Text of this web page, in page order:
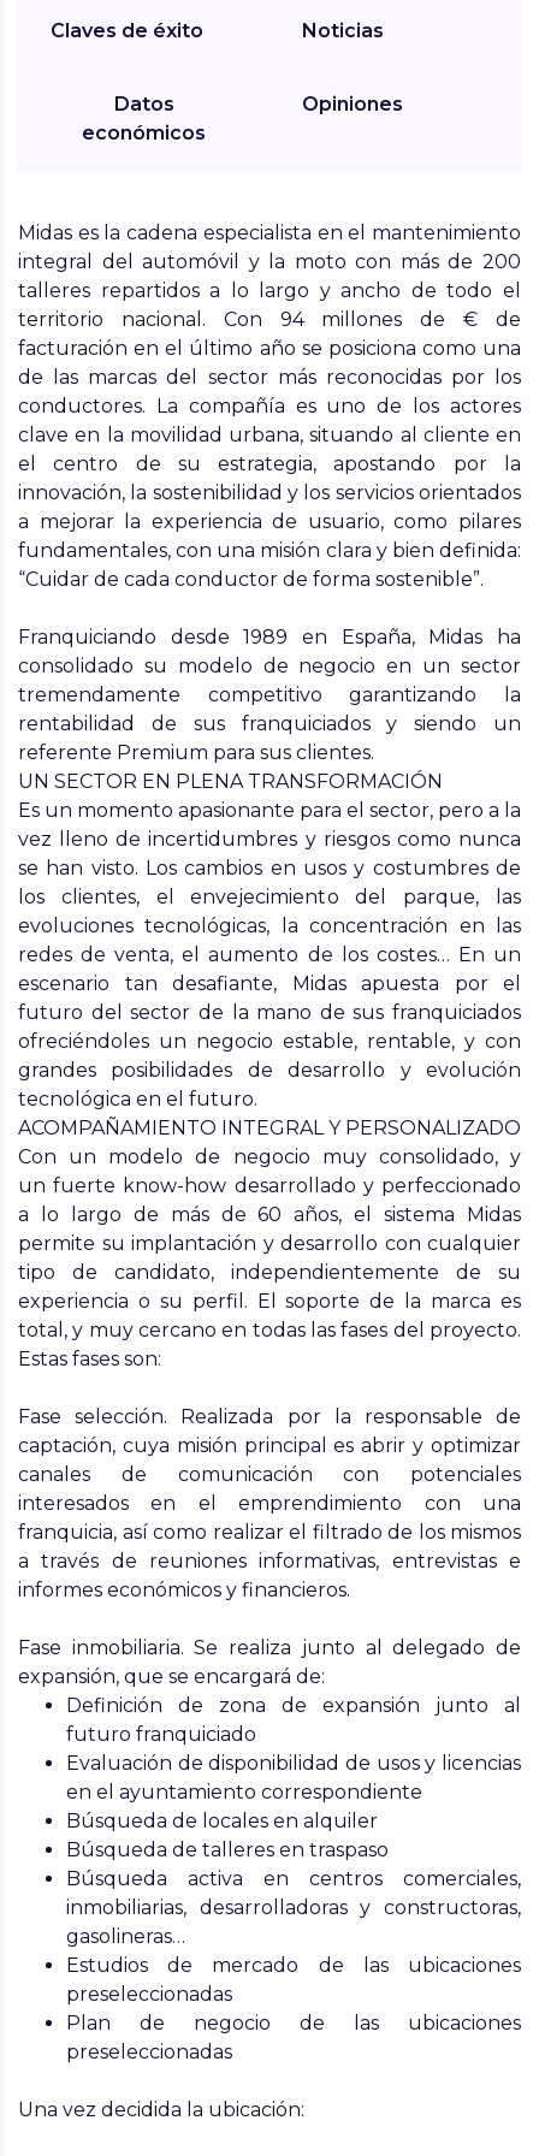
Claves de éxito
Datos
económicos
Noticias
Opiniones
Midas es la cadena especialista en el mantenimiento
integral del automóvil y la moto con más de 200
talleres repartidos a lo largo y ancho de todo el
territorio nacional. Con 94 millones de € de
facturación en el último año se posiciona como una
de las marcas del sector más reconocidas por los
conductores. La compañía es uno de los actores
clave en la movilidad urbana, situando al cliente en
el centro de su estrategia, apostando por la
innovación, la sostenibilidad y los servicios orientados
a mejorar la experiencia de usuario, como pilares
fundamentales, con una misión clara y bien definida:
“Cuidar de cada conductor de forma sostenible”.
Franquiciando desde 1989 en España, Midas ha
consolidado su modelo de negocio en un sector
tremendamente competitivo garantizando la
rentabilidad de sus franquiciados y siendo un
referente Premium para sus clientes.
UN SECTOR EN PLENA TRANSFORMACIÓN
Es un momento apasionante para el sector, pero a la
vez lleno de incertidumbres y riesgos como nunca
se han visto. Los cambios en usos y costumbres de
los clientes, el envejecimiento del parque, las
evoluciones tecnológicas, la concentración en las
redes de venta, el aumento de los costes… En un
escenario tan desafiante, Midas apuesta por el
futuro del sector de la mano de sus franquiciados
ofreciéndoles un negocio estable, rentable, y con
grandes posibilidades de desarrollo y evolución
tecnológica en el futuro.
ACOMPAÑAMIENTO INTEGRAL Y PERSONALIZADO
Con un modelo de negocio muy consolidado, y
unfuerte know-how desarrollado y perfeccionado
a lo largo de más de 60 años, el sistema Midas
permite su implantación y desarrollo con cualquier
tipo de candidato, independientemente de su
experiencia o su perfil. El soporte de la marca es
total, y muy cercano en todas las fases del proyecto.
Estas fases son:
Fase selección.
Realizada por la responsable de
captación, cuya misión principal es abrir y optimizar
canales de comunicación con potenciales
interesados en el emprendimiento con una
franquicia, así como realizar el filtrado de los mismos
a través de reuniones informativas, entrevistas e
informes económicos y financieros.
Fase inmobiliaria. Se realiza junto al delegado de
expansión, que se encargará de:
Definición de zona de expansión junto al
futuro franquiciado
Evaluación de disponibilidad de usos y licencias
en el ayuntamiento correspondiente
Búsqueda de locales en alquiler
Búsqueda de talleres en traspaso
Búsqueda activa en centros comerciales,
inmobiliarias, desarrolladoras y constructoras,
gasolineras…
Estudios de mercado de las ubicaciones
preseleccionadas
Plan de negocio de las ubicaciones
preseleccionadas
Una vez decidida la ubicación: